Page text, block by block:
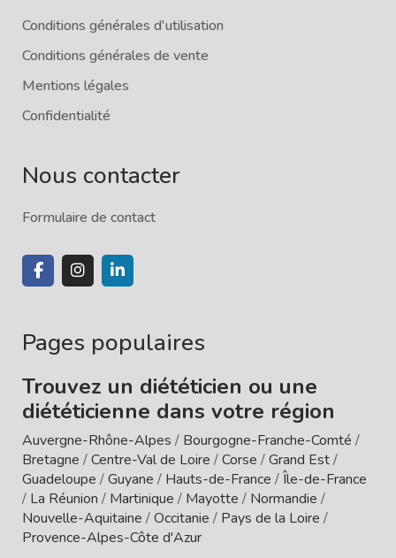
Conditions générales d'utilisation
Conditions générales de vente
Mentions légales
Confidentialité
Nous contacter
Formulaire de contact
Pages populaires
Trouvez un diététicien ou une
diététicienne dans votre région
Auvergne-Rhône-Alpes / Bourgogne-Franche-Comté /
Bretagne /Centre-Val de Loire /Corse /Grand Est/
Guadeloupe /Guyane / Hauts-de-France /Île-de-France
/ La Réunion / Martinique / Mayotte / Normandie /
Nouvelle-Aquitaine /Occitanie / Pays de la Loire /
Provence-Alpes-Côte d'Azur